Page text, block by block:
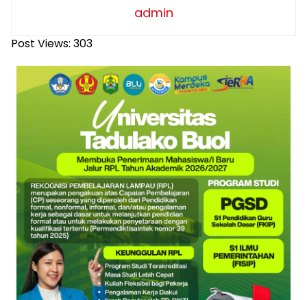
admin
Post Views: 303